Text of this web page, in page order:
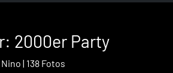
2000er Party
| 138 Fotos